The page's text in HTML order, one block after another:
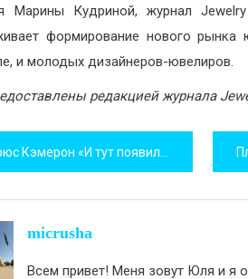
Марины Кудриной, журнал
формирование нового рынка
и молодых дизайнеров-ювелиров.
редакцией журнала
Кэмерон «И тут появилась Люси»
micrusha
Всем привет! Меня зовут Юля и я